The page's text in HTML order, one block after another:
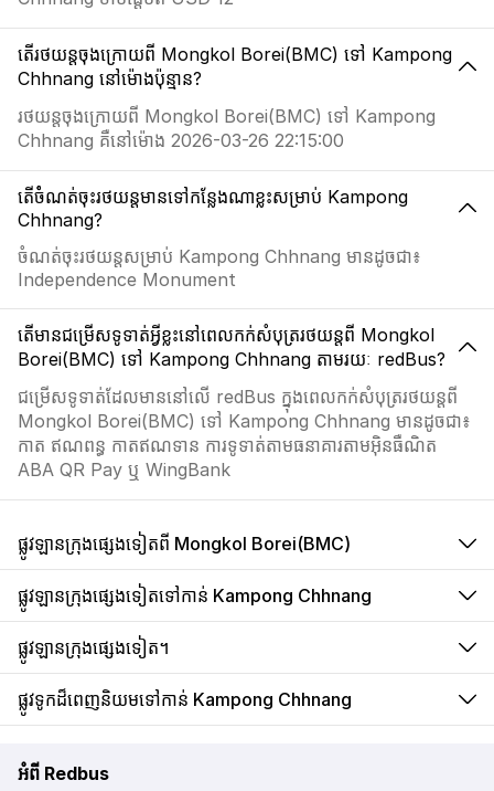
តើរថយន្តចុងក្រោយពី Mongkol Borei(BMC) ទៅ Kampong
Chhnang នៅម៉ោងប៉ុន្មាន?
រថយន្តចុងក្រោយពី Mongkol Borei(BMC) ទៅ Kampong
Chhnang គឺនៅម៉ោង 2026-03-26 22:15:00
តើចំំណត់ចុះរថយន្តមានទៅកន្លែងណាខ្លះសម្រាប់ Kampong
Chhnang?
ចំណត់ចុះរថយន្តសម្រាប់ Kampong Chhnang មានដូចជា៖
Independence Monument
តើមានជម្រើសទូទាត់អ្វីខ្លះនៅពេលកក់សំបុត្ររថយន្តពី Mongkol
Borei(BMC) ទៅ Kampong Chhnang តាមរយៈ redBus?
ជម្រើសទូទាត់ដែលមាននៅលើ redBus ក្នុងពេលកក់សំបុត្ររថយន្តពី
Mongkol Borei(BMC) ទៅ Kampong Chhnang មានដូចជា៖
កាត ឥណពន្ធ កាតឥណទាន ការទូទាត់តាមធនាគារតាមអ៊ិនធឺណិត
ABA QR Pay ឬ WingBank
ផ្លូវឡានក្រុងផ្សេងទៀតពី Mongkol Borei(BMC)
ផ្លូវឡានក្រុងផ្សេងទៀតទៅកាន់ Kampong Chhnang
ផ្លូវឡានក្រុងផ្សេងទៀត។
ផ្លូវទូកដ៏ពេញនិយមទៅកាន់ Kampong Chhnang
អំពី Redbus